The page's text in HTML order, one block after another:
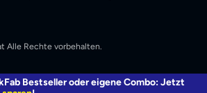
Alle Rechte vorbehalten.
Bestseller oder eigene Combo: Jetzt